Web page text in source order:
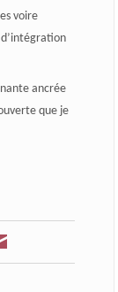
voire
ancrée
que je